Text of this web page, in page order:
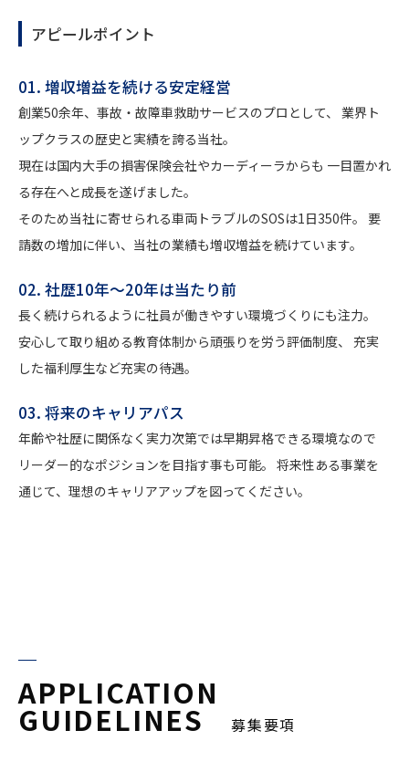
アピールポイント
01. 増収増益を続ける安定経営
創業50余年、事故・故障車救助サービスのプロとして、 業界ト
ップクラスの歴史と実績を誇る当社。
現在は国内大手の損害保険会社やカーディーラからも 一目置かれ
る存在へと成長を遂げました。
そのため当社に寄せられる車両トラブルのSOSは1日350件。 要
請数の増加に伴い、当社の業績も増収増益を続けています。
02. 社歴10年～20年は当たり前
長く続けられるように社員が働きやすい環境づくりにも注力。
安心して取り組める教育体制から頑張りを労う評価制度、 充実
した福利厚生など充実の待遇。
03. 将来のキャリアパス
年齢や社歴に関係なく実力次第では早期昇格できる環境なので
リーダー的なポジションを目指す事も可能。 将来性ある事業を
通じて、理想のキャリアアップを図ってください。
APPLICATION
GUIDELINES 募集要項